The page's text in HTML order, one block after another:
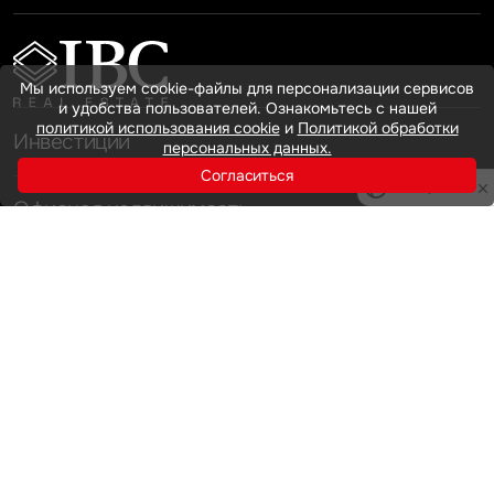
Инвестиции
Офисная недвижимость
Мы используем cookie-файлы для персонализации сервисов
и удобства пользователей. Ознакомьтесь с нашей
политикой использования cookieи Политикой обработки
персональных данных.
Согласиться